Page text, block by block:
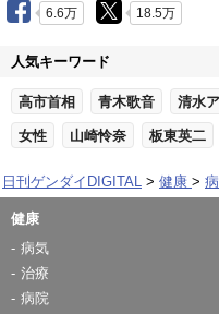
6.6万 18.5万
人気キーワード
高市首相 青木歌音 清水
女性 山崎怜奈 板東英二
日刊ゲンダイDIGITAL 健康
健康
病気
治療
病院